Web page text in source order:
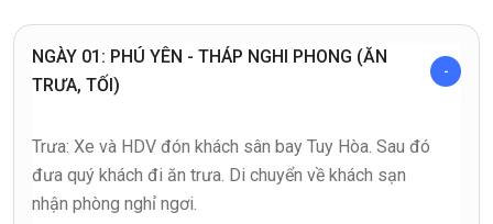
NGÀY 01: PHÚ YÊN - THÁP NGHI PHONG (ĂN
TRƯA, TỐI)
Trưa: Xe và HDV đón khách sân bay Tuy Hòa. Sau đó
đưa quý khách đi ăn trưa. Di chuyển về khách sạn
nhận phòng nghỉ ngơi.